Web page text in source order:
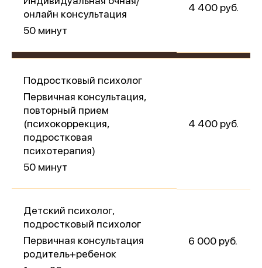
онлайн консультация
50 минут
4 400 руб.
Подростковый психолог
Первичная консультация,
повторный прием
(психокоррекция,
подростковая
психотерапия)
50 минут
4 400 руб.
Детский психолог,
подростковый психолог
Первичная консультация
родитель+ребенок
6 000 руб.